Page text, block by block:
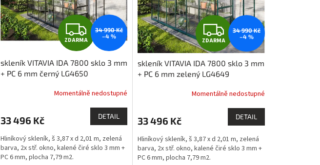
Z
D
A
R
M
A
ZDARMA
34 990 Kč
–4 %
skleník VITAVIA IDA 7800 sklo 3 mm
+ PC 6 mm černý LG4650
Momentálně nedostupné
33 496 Kč DETAIL
Hliníkový skleník, š 3,87 x d 2,01 m, zelená
barva, 2x stř. okno, kalené čiré sklo 3 mm +
PC 6 mm, plocha 7,79 m2.
Z
D
A
R
M
A
ZDARMA
34 990 Kč
–4 %
skleník VITAVIA IDA 7800 sklo 3 mm
+ PC 6 mm zelený LG4649
Momentálně nedostupné
33 496 Kč DETAIL
Hliníkový skleník, š 3,87 x d 2,01 m, zelená
barva, 2x stř. okno, kalené čiré sklo 3 mm +
PC 6 mm, plocha 7,79 m2.